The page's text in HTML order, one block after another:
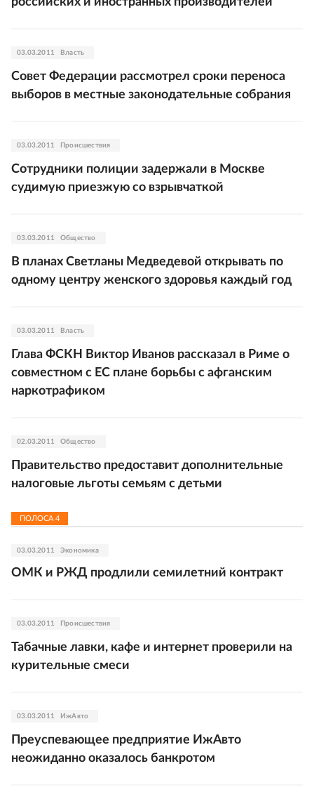
03.03.2011 Власть
Совет Федерации рассмотрел сроки переноса
выборов в местные законодательные собрания
03.03.2011 Происшествия
Сотрудники полиции задержали в Москве
судимую приезжую со взрывчаткой
03.03.2011 Общество
В планах Светланы Медведевой открывать по
одному центру женского здоровья каждый год
03.03.2011 Власть
Глава ФСКН Виктор Иванов рассказал в Риме о
совместном с ЕС плане борьбы с афганским
наркотрафиком
02.03.2011 Общество
Правительство предоставит дополнительные
налоговые льготы семьям с детьми
ПОЛОСА 4
03.03.2011 Экономика
ОМК и РЖД продлили семилетний контракт
03.03.2011 Происшествия
Табачные лавки, кафе и интернет проверили на
курительные смеси
03.03.2011 ИжАвто
Преуспевающее предприятие ИжАвто
неожиданно оказалось банкротом